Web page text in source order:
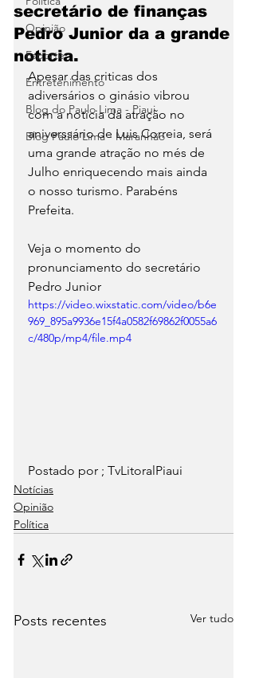
Opinião
Esporte
Entretenimento
Blog do Paulo Lima - Piaui
Blog Paulo Lima - Maranhão
secretário de finanças
Pedro Junior da a grande
noticia.
Apesar das criticas dos
adiversários o ginásio vibrou
com a noticia da atração no
aniverssário de Luis Correia, será
uma grande atração no més de
Julho enriquecendo mais ainda
o nosso turismo. Parabéns
Prefeita.
Veja o momento do
pronunciamento do secretário
Pedro Junior
https://video.wixstatic.com/video/b6e
969_895a9936e15f4a0582f69862f0055a6
c/480p/mp4/file.mp4
Postado por ; TvLitoralPiaui
Notícias
Opinião
Política
Posts recentes Ver tudo